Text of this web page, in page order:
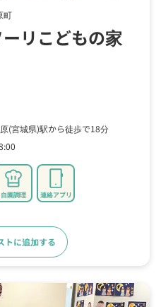
町
リこどもの家
(宮城県)駅から徒歩で18分
自園調理 連絡アプリ
トに追加する